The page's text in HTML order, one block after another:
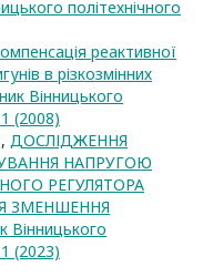
політехнічного
реактивної
в різкозмінних
Вінницького
(2008)
ДОСЛІДЖЕННЯ
НАПРУГОЮ
РЕГУЛЯТОРА
ЗМЕНШЕННЯ
Вінницького
(2023)